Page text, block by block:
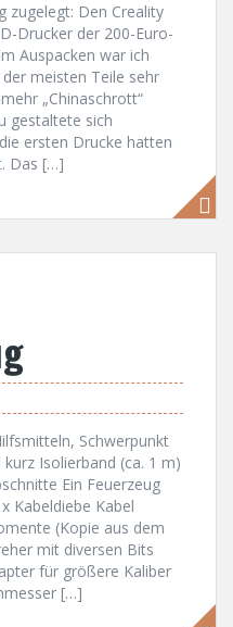
zugelegt: Den Creality
Drucker der 200-Euro-
Auspacken war ich
meisten Teile sehr
„Chinaschrott“
gestaltete sich
ersten Drucke hatten
Das […]
Schwerpunkt
Isolierband (ca. 1 m)
Ein Feuerzeug
Kabeldiebe Kabel
(Kopie aus dem
mit diversen Bits
für größere Kaliber
[…]